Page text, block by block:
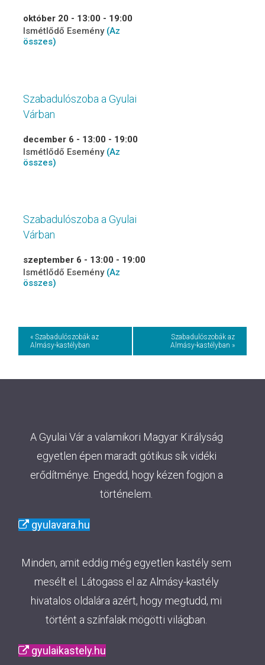
október 20 - 13:00 - 19:00
Ismétlődő Esemény (Az
összes)
Szabadulószoba a Gyulai
Várban
december 6 - 13:00 - 19:00
Ismétlődő Esemény (Az
összes)
Szabadulószoba a Gyulai
Várban
szeptember 6 - 13:00 - 19:00
Ismétlődő Esemény (Az
összes)
Event
Navigation
« Szabadulószobák az
Almásy-kastélyban
Szabadulószobák az
Almásy-kastélyban »
A Gyulai Vár a valamikori Magyar Királyság
egyetlen épen maradt gótikus sík vidéki
erődítménye. Engedd, hogy kézen fogjon a
történelem.
gyulavara.hu
Minden, amit eddig még egyetlen kastély sem
mesélt el. Látogass el az Almásy-kastély
hivatalos oldalára azért, hogy megtudd, mi
történt a színfalak mögötti világban.
gyulaikastely.hu